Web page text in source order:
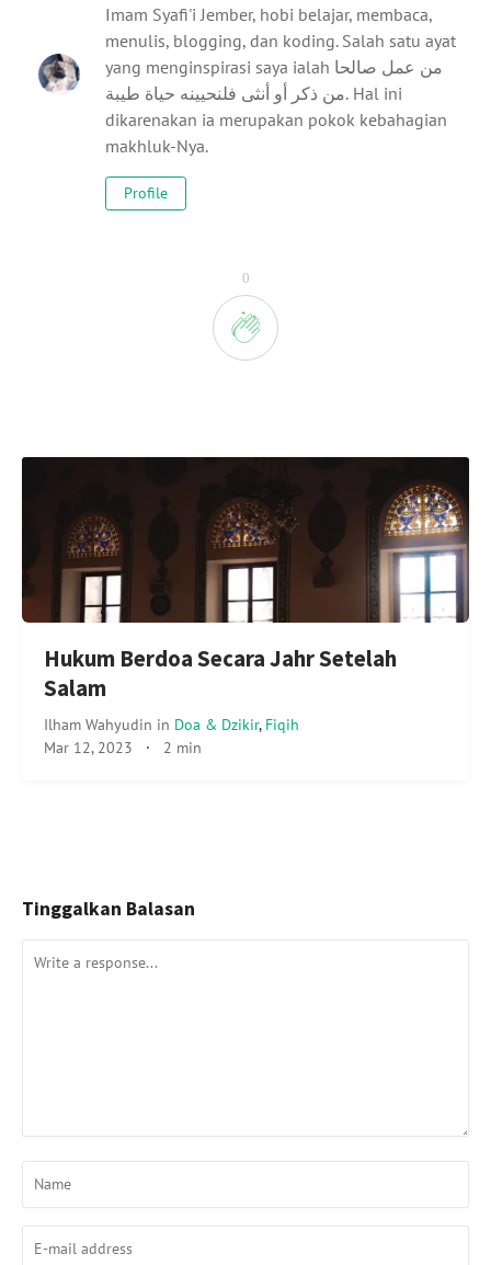
Imam Syafi'i Jember, hobi belajar, membaca,
menulis, blogging, dan koding. Salah satu ayat
yang menginspirasi saya ialah من عمل صالحا
من ذكر أو أنثى فلنحيينه حياة طيبة. Hal ini
dikarenakan ia merupakan pokok kebahagian
makhluk-Nya.
Profile
0
Hukum Berdoa Secara Jahr Setelah
Salam
Ilham Wahyudin in Doa & Dzikir, Fiqih
Mar 12, 2023 · 2 min
Tinggalkan Balasan